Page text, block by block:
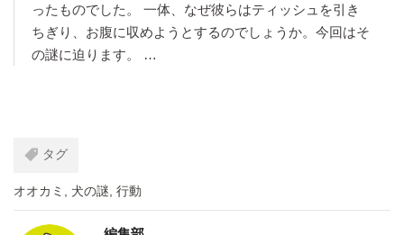
ったものでした。 一体、なぜ彼らはティッシュを引き
ちぎり、お腹に収めようとするのでしょうか。今回はそ
の謎に迫ります。 …
タグ
オオカミ 犬の謎 行動